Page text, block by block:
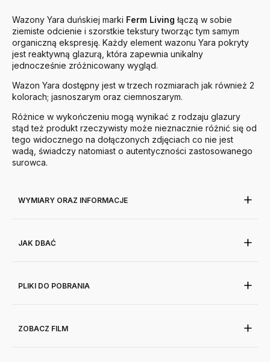
Wazony Yara duńskiej marki Ferm Living łączą w sobie
ziemiste odcienie i szorstkie tekstury tworząc tym samym
organiczną ekspresję. Każdy element wazonu Yara pokryty
jest reaktywną glazurą, która zapewnia unikalny
jednocześnie zróżnicowany wygląd.
Wazon Yara dostępny jest w trzech rozmiarach jak również 2
kolorach; jasnoszarym oraz ciemnoszarym.
Różnice w wykończeniu mogą wynikać z rodzaju glazury
stąd też produkt rzeczywisty może nieznacznie różnić się od
tego widocznego na dołączonych zdjęciach co nie jest
wadą, świadczy natomiast o autentyczności zastosowanego
surowca.
WYMIARY ORAZ INFORMACJE
JAK DBAĆ
PLIKI DO POBRANIA
ZOBACZ FILM